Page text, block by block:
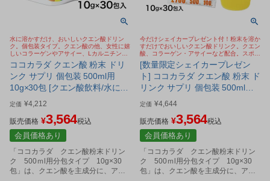
水に溶かすだけ、おいしいクエン酸ドリン
ク。個包装タイプ。クエン酸の他、女性に嬉
しいコラーゲンやアサイー、Lカルニチンな
どを配合。今SNSで話題のクエン酸 ババア
の粉
ココカラダ クエン酸 粉末 ドリ
ンク サプリ 個包装 500ml用
10g×30包 [クエン酸飲料/水に溶
かす]
定価 ¥4,212
販売価格 ¥3,564税込
会員価格あり
「ココカラダ クエン酸粉末ドリン
ク 500ｍl用分包タイプ 10g×30
包」は、クエン酸を主成分に、アマ
今だけシェイカープレゼント付！粉末を溶か
すだけでおいしいクエン酸ドリンク。クエン
酸、コラーゲン・アサイーなど配合。スポー
ツドリンク、健康飲料に。個包装タイプ。今
SNSで話題のクエン酸 ババアの粉
[数量限定シェイカープレゼン
ト] ココカラダ クエン酸 粉末 ド
リンク サプリ 個包装 500ml用
10g×30包 ※ココカラダシェイ
カープレゼント付 [クエン酸飲
料/スポーツドリンク]
定価 ¥4,644
販売価格 ¥3,564税込
会員価格あり
「ココカラダ クエン酸粉末ドリン
ク 500ｍl用分包タイプ 10g×30
包」は、クエン酸を主成分に、アマ